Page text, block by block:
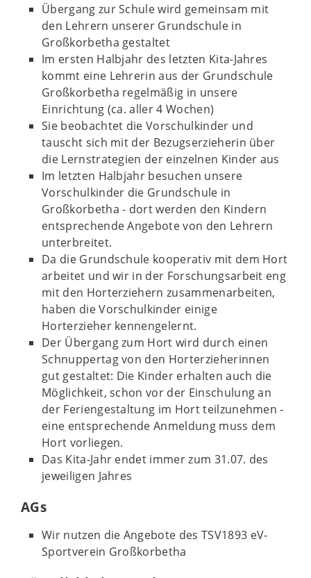
Übergang zur Schule wird gemeinsam mit
den Lehrern unserer Grundschule in
Großkorbetha gestaltet
Im ersten Halbjahr des letzten Kita-Jahres
kommt eine Lehrerin aus der Grundschule
Großkorbetha regelmäßig in unsere
Einrichtung (ca. aller 4 Wochen)
Sie beobachtet die Vorschulkinder und
tauscht sich mit der Bezugserzieherin über
die Lernstrategien der einzelnen Kinder aus
Im letzten Halbjahr besuchen unsere
Vorschulkinder die Grundschule in
Großkorbetha - dort werden den Kindern
entsprechende Angebote von den Lehrern
unterbreitet.
Da die Grundschule kooperativ mit dem Hort
arbeitet und wir in der Forschungsarbeit eng
mit den Horterziehern zusammenarbeiten,
haben die Vorschulkinder einige
Horterzieher kennengelernt.
Der Übergang zum Hort wird durch einen
Schnuppertag von den Horterzieherinnen
gut gestaltet: Die Kinder erhalten auch die
Möglichkeit, schon vor der Einschulung an
der Feriengestaltung im Hort teilzunehmen -
eine entsprechende Anmeldung muss dem
Hort vorliegen.
Das Kita-Jahr endet immer zum 31.07. des
jeweiligen Jahres
AGs
Wir nutzen die Angebote des TSV1893 eV-
Sportverein Großkorbetha